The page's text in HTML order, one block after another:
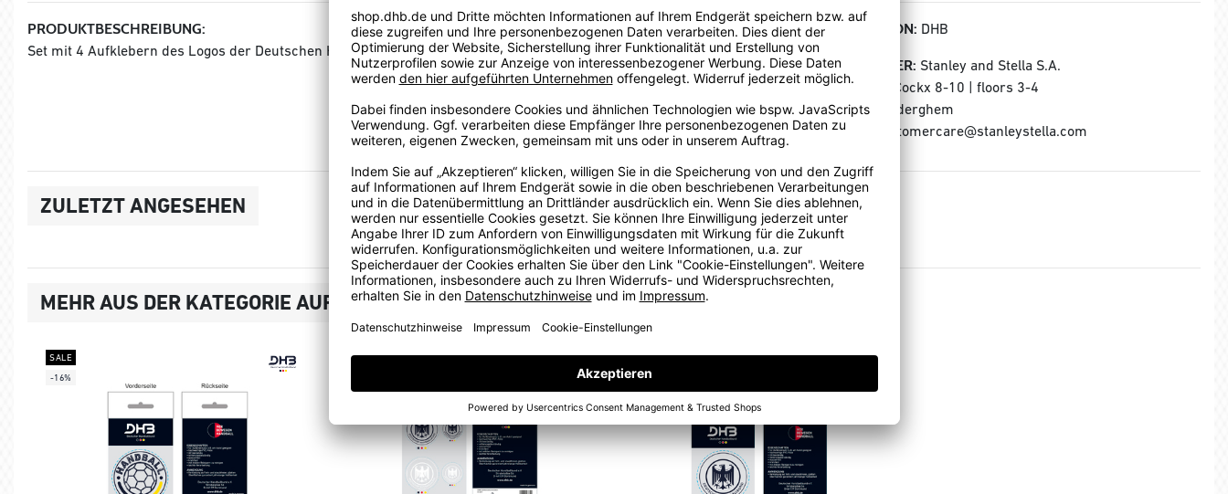
PRODUKTBESCHREIBUNG:
Set mit 4 Aufklebern des Logos der Deutschen Handball Nationalmannschaft.
KOLLEKTION: DHB
HERSTELLER: Stanley and Stella S.A.
Rue Jules Cockx 8-10 | floors 3-4
B-1160 Auderghem
E-Mail: customercare@stanleystella.com
ZULETZT ANGESEHEN
MEHR AUS DER KATEGORIE AUFKLEBER
SALE
-16%
SALE
SALE
-16%